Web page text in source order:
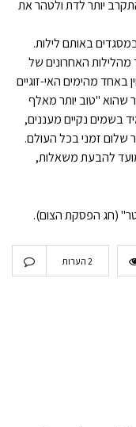
יותר לדת ולטהר את
באותם לילות.
האחרונים של
באחד מהימים האי-זוגיים
שהוא "טוב יותר מאלף
בשמים נקיים מעננים,
שלום זמני בכל העולם.
להבעת משאלות,
(חג הפסקת הצום).
2 הערות